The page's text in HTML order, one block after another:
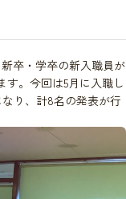
卒・学卒の新入職員が
す。今回は5月に入職し
り、計8名の発表が行